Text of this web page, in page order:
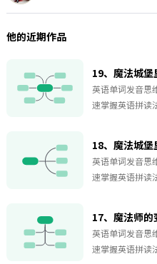
他的近期作品
19、魔法城堡
英语单词发音思
速掌握英语拼读
英语单词发音思
速掌握英语拼读
17、魔法师的
英语单词发音思
速掌握英语拼读